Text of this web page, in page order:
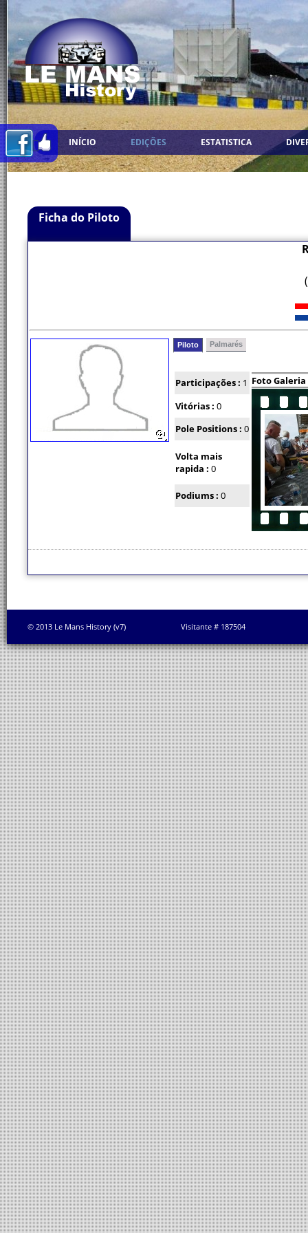
INÍCIO EDIÇÕES ESTATISTICA
Ficha do Piloto
Piloto Palmarés
Participações : 1 Foto Galeria
Vitórias : 0
Pole Positions : 0
Volta mais
rapida : 0
Podiums : 0
© 2013 Le Mans History (v7) Visitante # 187504